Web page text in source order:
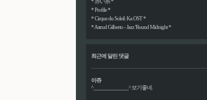
* Profile *
* Cirque du Soleil: Ka OST *
* Astrud Gilberto - Jazz 'Round Midnight *
최근에 달린 댓글
이쥬
^______________^ 보기좋네.